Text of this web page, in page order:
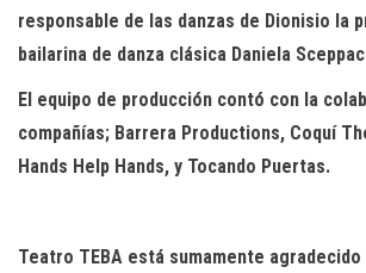
responsable de las danzas de Dionisio la
bailarina de danza clásica Daniela
El equipo de producción contó con la
compañías; Barrera Productions, Coquí
Hands Help Hands, y Tocando Puertas.
Teatro TEBA está sumamente agradecido